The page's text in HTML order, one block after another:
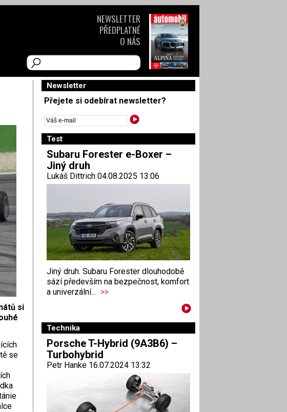
si
se
Newsletter
Přejete si odebírat newsletter?
Test
Subaru Forester e-Boxer –
Jiný druh
Lukáš Dittrich 04.08.2025 13:06
Jiný druh. Subaru Forester dlouhodobě
sází především na bezpečnost, komfort
a univerzální... >>
Technika
Porsche T-Hybrid (9A3B6) –
Turbohybrid
Petr Hanke 16.07.2024 13:32
NEWSLETTER
PŘEDPLATNÉ
O NÁS